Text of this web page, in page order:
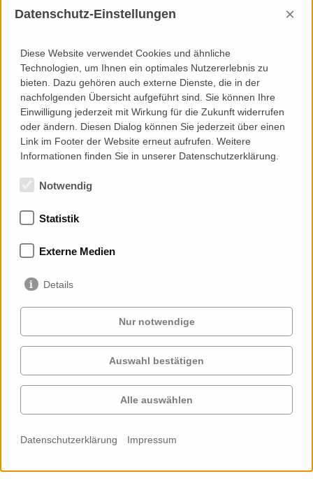
Fertigungsunterlagen
Specials
3D-Modellierung
Mitgliedschaften
Services
Cases
Auftraggeber
Projekte
Profil
Kontakt
Datenschutz-Einstellungen ×
Diese Website verwendet Cookies und ähnliche
Technologien, um Ihnen ein optimales Nutzererlebnis zu
bieten. Dazu gehören auch externe Dienste, die in der
nachfolgenden Übersicht aufgeführt sind. Sie können Ihre
Einwilligung jederzeit mit Wirkung für die Zukunft widerrufen
oder ändern. Diesen Dialog können Sie jederzeit über einen
Link im Footer der Website erneut aufrufen. Weitere
Informationen finden Sie in unserer Datenschutzerklärung.
Notwendig
Statistik
Externe Medien
Details
Nur notwendige
Auswahl bestätigen
Alle auswählen
Datenschutzerklärung Impressum